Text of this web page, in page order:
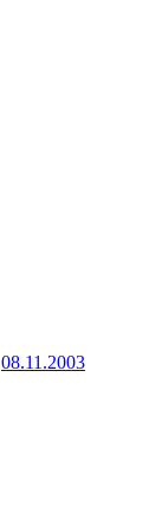
08.11.2003